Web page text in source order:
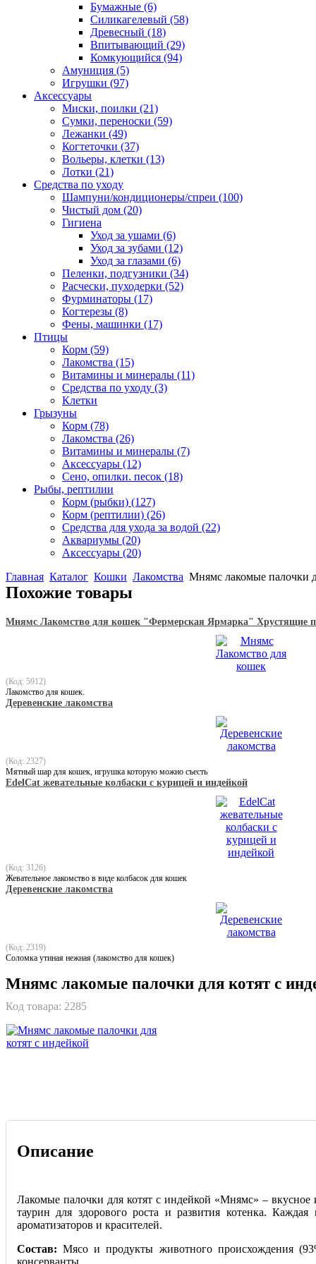
Бумажные (6)
Силикагелевый (58)
Древесный (18)
Впитывающий (29)
Комкующийся (94)
Амуниция (5)
Игрушки (97)
Аксессуары
Миски, поилки (21)
Сумки, переноски (59)
Лежанки (49)
Когтеточки (37)
Вольеры, клетки (13)
Лотки (21)
Средства по уходу
Шампуни/кондиционеры/спреи (100)
Чистый дом (20)
Гигиена
Уход за ушами (6)
Уход за зубами (12)
Уход за глазами (6)
Пеленки, подгузники (34)
Расчески, пуходерки (52)
Фурминаторы (17)
Когтерезы (8)
Фены, машинки (17)
Птицы
Корм (59)
Лакомства (15)
Витамины и минералы (11)
Средства по уходу (3)
Клетки
Грызуны
Корм (78)
Лакомства (26)
Витамины и минералы (7)
Аксессуары (12)
Сено, опилки. песок (18)
Рыбы, рептилии
Корм (рыбки) (127)
Корм (рептилии) (26)
Средства для ухода за водой (22)
Аквариумы (20)
Аксессуары (20)
Главная Каталог Кошки Лакомства Мнямс лакомые палочки
Похожие товары
Мнямс Лакомство для кошек "Фермерская Ярмарка" Хрустящие
(Код: 5912)
Лакомство для кошек.
Деревенские лакомства
(Код: 2327)
Мятный шар для кошек, игрушка которую можно съесть
EdelCat жевательные колбаски с курицей и индейкой
(Код: 3126)
Жевательное лакомство в виде колбасок для кошек
Деревенские лакомства
(Код: 2319)
Соломка утиная нежная (лакомство для кошек)
Мнямс лакомые палочки для котят с
Код товара: 2285
Описание
Лакомые палочки для котят с индейкой «Мнямс» –
таурин для здорового роста и развития котенка.
ароматизаторов и красителей.
Состав: Мясо и продукты животного происхождения